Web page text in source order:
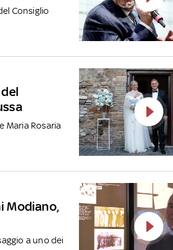
Consiglio
Maria Rosaria
Modiano,
a uno dei